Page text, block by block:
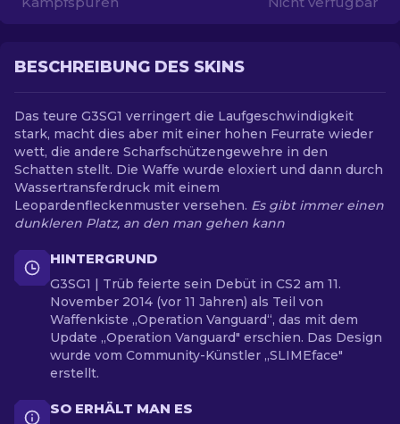
BESCHREIBUNG DES SKINS
Das teure G3SG1 verringert die Laufgeschwindigkeit
stark, macht dies aber mit einer hohen Feurrate wieder
wett, die andere Scharfschützengewehre in den
Schatten stellt. Die Waffe wurde eloxiert und dann durch
Wassertransferdruck mit einem
Leopardenfleckenmuster versehen. Es gibt immer einen
dunkleren Platz, an den man gehen kann
HINTERGRUND
G3SG1 | Trüb feierte sein Debüt in CS2 am 11.
November 2014 (vor 11 Jahren) als Teil von
Waffenkiste „Operation Vanguard“, das mit dem
Update „Operation Vanguard" erschien. Das Design
wurde vom Community-Künstler „SLIMEface"
erstellt.
SO ERHÄLT MAN ES